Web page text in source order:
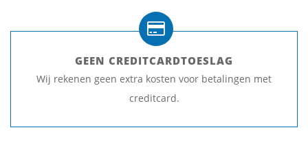
GEEN CREDITCARDTOESLAG
Wij rekenen geen extra kosten voor betalingen met
creditcard.